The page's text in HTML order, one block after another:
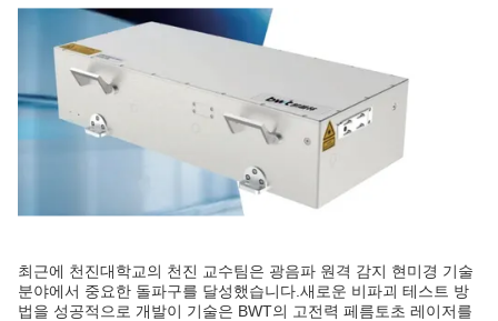
최근에 천진대학교의 천진 교수팀은 광음파 원격 감지 현미경 기술
분야에서 중요한 돌파구를 달성했습니다.새로운 비파괴 테스트 방
법을 성공적으로 개발이 기술은 BWT의 고전력 페름토초 레이저를